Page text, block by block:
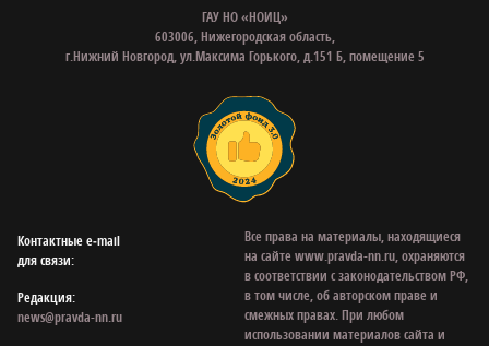
ГАУ НО «НОИЦ»
603006, Нижегородская область,
г.Нижний Новгород, ул.Максима Горького, д.151 Б, помещение 5
Контактные e‑mail
для связи:
Редакция:
news@pravda-nn.ru
Все права на материалы, находящиеся
на сайте www.pravda-nn.ru, охраняются
в соответствии с законодательством РФ,
в том числе, об авторском праве и
смежных правах. При любом
использовании материалов сайта и